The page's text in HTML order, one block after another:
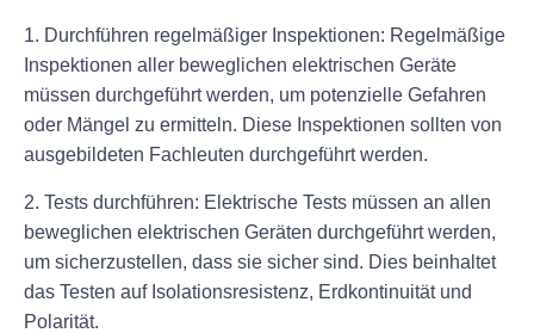
1. Durchführen regelmäßiger Inspektionen: Regelmäßige
Inspektionen aller beweglichen elektrischen Geräte
müssen durchgeführt werden, um potenzielle Gefahren
oder Mängel zu ermitteln. Diese Inspektionen sollten von
ausgebildeten Fachleuten durchgeführt werden.
2. Tests durchführen: Elektrische Tests müssen an allen
beweglichen elektrischen Geräten durchgeführt werden,
um sicherzustellen, dass sie sicher sind. Dies beinhaltet
das Testen auf Isolationsresistenz, Erdkontinuität und
Polarität.